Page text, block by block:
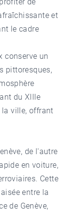
et
le cadre
conserve un
pittoresques,
du XIIIe
la ville, offrant
de l'autre
en voiture,
Cette
entre la
de Genève,